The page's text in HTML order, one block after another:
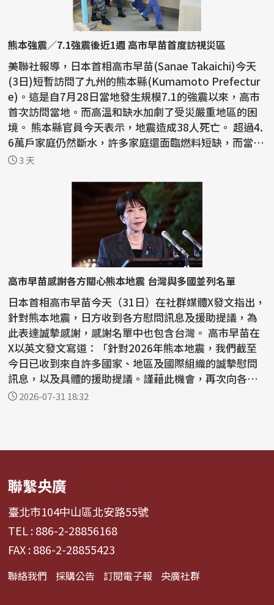
熊本強震／7.1強震後近1週 高市早苗首度訪視災區
美聯社報導，日本首相高市早苗(Sanae Takaichi)今天
(3日)短暫訪問了九州的熊本縣(Kumamoto Prefectur
e)。這是自7月28日當地發生規模7.1的強震以來，高市
首次訪問當地。而高溫和缺水加劇了受災嚴重地區的困
境。 熊本縣官員今天表示，地震造成38人死亡。 超過4.
6萬戶家庭仍然斷水，許多家庭還面臨燃料短缺，而當地
正...3 天
高市早苗感謝各方關心熊本地震 台灣與多國並列名單
日本首相高市早苗今天（31日）在社群媒體X發文指出，
針對熊本地震，日方收到各方慰問訊息及援助提議，為
此表達誠摯感謝，感謝名單中也包含台灣。 高市早苗在
X以英文發文寫道：「針對2026年熊本地震，我們截至
今日已收到來自許多國家、地區及國際組織的誠摯慰問
訊息，以及具體的援助提議。謹藉此機會，再次向各位
表達...
2026-07-31 18:32
聯繫央廣
臺北市104中山區北安路55號
TEL : 886-2-28856168
FAX : 886-2-28855423
聯絡我們 採購公告 訂閱電子報 央廣社群